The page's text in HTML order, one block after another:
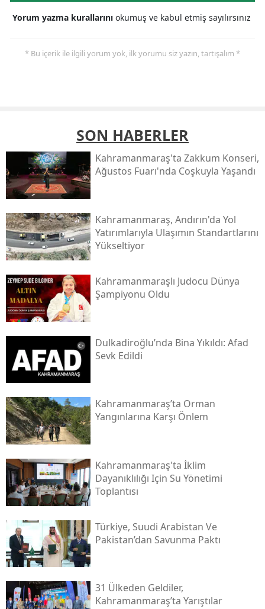
Yorum yazma kurallarını okumuş ve kabul etmiş sayılırsınız
* Bu içerik ile ilgili yorum yok, ilk yorumu siz yazın, tartışalım *
SON HABERLER
Kahramanmaraş'ta Zakkum Konseri,
Ağustos Fuarı'nda Coşkuyla Yaşandı
Kahramanmaraş, Andırın'da Yol
Yatırımlarıyla Ulaşımın Standartlarını
Yükseltiyor
Kahramanmaraşlı Judocu Dünya
Şampiyonu Oldu
Dulkadiroğlu’nda Bina Yıkıldı: Afad
Sevk Edildi
Kahramanmaraş’ta Orman
Yangınlarına Karşı Önlem
Kahramanmaraş'ta İklim
Dayanıklılığı Için Su Yönetimi
Toplantısı
Türkiye, Suudi Arabistan Ve
Pakistan’dan Savunma Paktı
31 Ülkeden Geldiler,
Kahramanmaraş’ta Yarıştılar